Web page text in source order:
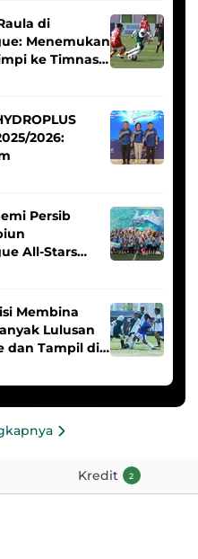
di
Menemukan
ke Timnas
2026:
Persib
All-Stars
Membina
Lulusan
dan Tampil di
Kredit 2